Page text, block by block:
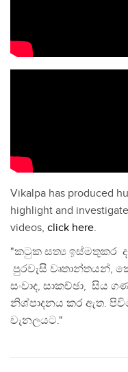
Vikalpa has produced
highlight and
videos, click here.
"කටුක සත්‍ය ඉස්මතුකර
පුරවැසි වෘතාන්තයන්,
සංවාද, සාකච්ඡා, සිය
නිශ්පාදනය කර ඇත.
චැනලයට."